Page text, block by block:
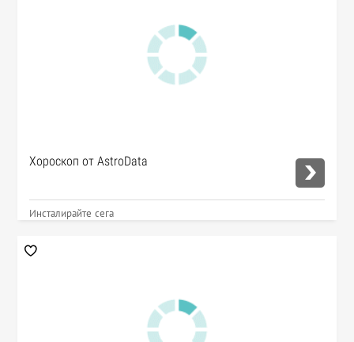
Хороскоп от AstroData
Инсталирайте сега